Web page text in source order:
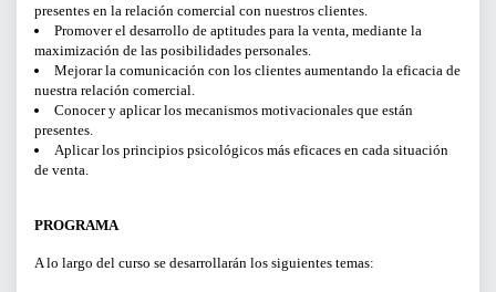
PRESENTACIONES
SERVICIOS PARA EMPRESAS
ACTIVIDADES ONLINE
ARTICULOS Y VIDEOS
PERÍODO
presentes en la relación comercial con nuestros clientes.
Promover el desarrollo de aptitudes para la venta, mediante la
maximización de las posibilidades personales.
Mejorar la comunicación con los clientes aumentando la eficacia de
nuestra relación comercial.
Conocer y aplicar los mecanismos motivacionales que están
presentes.
Aplicar los principios psicológicos más eficaces en cada situación
de venta.
PROGRAMA
A lo largo del curso se desarrollarán los siguientes temas: